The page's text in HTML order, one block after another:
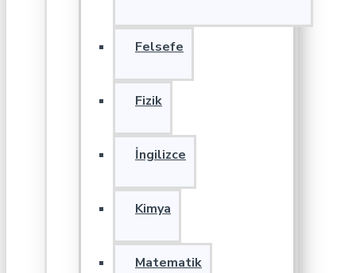
Felsefe
Fizik
İngilizce
Kimya
Matematik